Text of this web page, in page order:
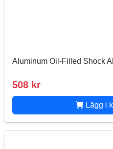
Aluminum Oil-Filled Shock
508 kr
Lägg i